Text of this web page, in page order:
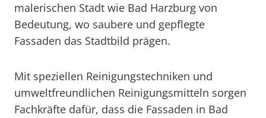
malerischen Stadt wie Bad Harzburg von
Bedeutung, wo saubere und gepflegte
Fassaden das Stadtbild prägen.
Mit speziellen Reinigungstechniken und
umweltfreundlichen Reinigungsmitteln sorgen
Fachkräfte dafür, dass die Fassaden in Bad